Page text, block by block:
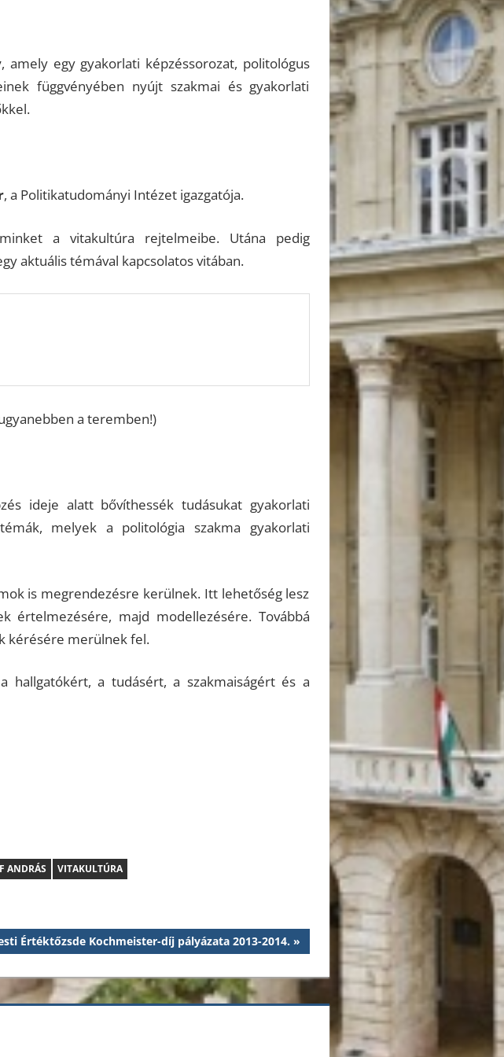
, amely egy gyakorlati képzéssorozat, politológus
függvényében nyújt szakmai és gyakorlati
, a Politikatudományi Intézet igazgatója.
a vitakultúra rejtelmeibe. Utána pedig
aktuális témával kapcsolatos vitában.
a teremben!)
ideje alatt bővíthessék tudásukat gyakorlati
melyek a politológia szakma gyakorlati
is megrendezésre kerülnek. Itt lehetőség lesz
értelmezésére, majd modellezésére. Továbbá
kérésére merülnek fel.
hallgatókért, a tudásért, a szakmaiságért és a
ANDRÁS VITAKULTÚRA
Értéktőzsde Kochmeister-díj pályázata 2013-2014.